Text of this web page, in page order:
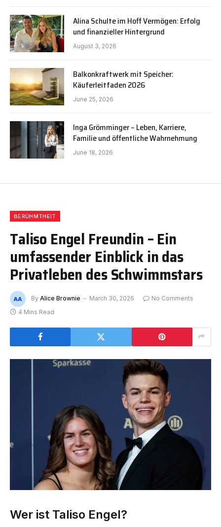
Alina Schulte im Hoff Vermögen: Erfolg
und finanzieller Hintergrund
August 3, 2026
Balkonkraftwerk mit Speicher:
Käuferleitfaden 2026
June 25, 2026
Inga Grömminger – Leben, Karriere,
Familie und öffentliche Wahrnehmung
June 18, 2026
BERÜHMTHEIT
Taliso Engel Freundin – Ein
umfassender Einblick in das
Privatleben des Schwimmstars
By Alice Brownie March 30, 2026
No Comments
4 Mins Read
Wer ist Taliso Engel?